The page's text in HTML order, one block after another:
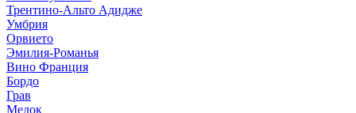
Трентино-Альто Адидже
Умбрия
Орвието
Эмилия-Романья
Вино Франция
Бордо
Грав
Медок